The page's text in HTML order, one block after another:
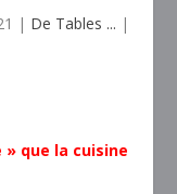
| De Tables ... |
que la cuisine